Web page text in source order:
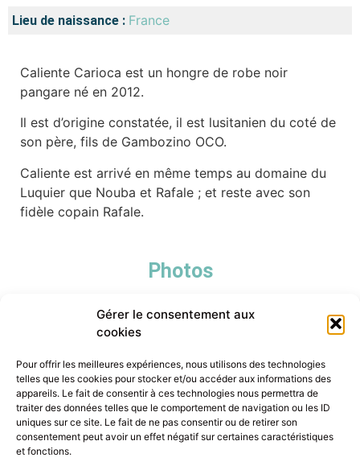
Gérer le consentement aux
cookies
Pour offrir les meilleures expériences, nous utilisons des technologies
telles que les cookies pour stocker et/ou accéder aux informations des
appareils. Le fait de consentir à ces technologies nous permettra de
traiter des données telles que le comportement de navigation ou les ID
uniques sur ce site. Le fait de ne pas consentir ou de retirer son
consentement peut avoir un effet négatif sur certaines caractéristiques
et fonctions.
Lieu de naissance : France
Caliente Carioca est un hongre de robe noir
pangare né en 2012.
Il est d’origine constatée, il est lusitanien du coté de
son père, fils de Gambozino OCO.
Caliente est arrivé en même temps au domaine du
Luquier que Nouba et Rafale ; et reste avec son
fidèle copain Rafale.
Photos